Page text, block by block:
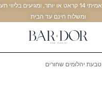
כל התכשיטים עשויים זהב אמיתי 14 קראט או יותר,
ומשלוח חינם עד הבית
טבעת יהלומים שחורים